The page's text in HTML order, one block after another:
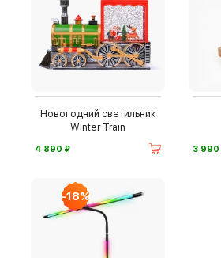
Новогодний светильник
Winter Train
4 890 ⃏ 3 990
-18%